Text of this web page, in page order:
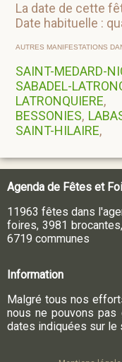
La date de cette
Date habituelle :
AUTRES MANIFESTATIONS
SAINT-MEDARD-
SABADEL-
LATRONQUIERE,
BESSONIES,
SAINT-HILAIRE,
Agenda de Fêtes et
11963 fêtes dans
foires, 3981
6719 communes
Information
Malgré tous nos
nous ne pouvons
dates indiquées sur le